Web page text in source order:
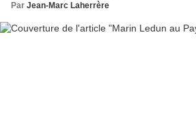
Par Jean-Marc Laherrère